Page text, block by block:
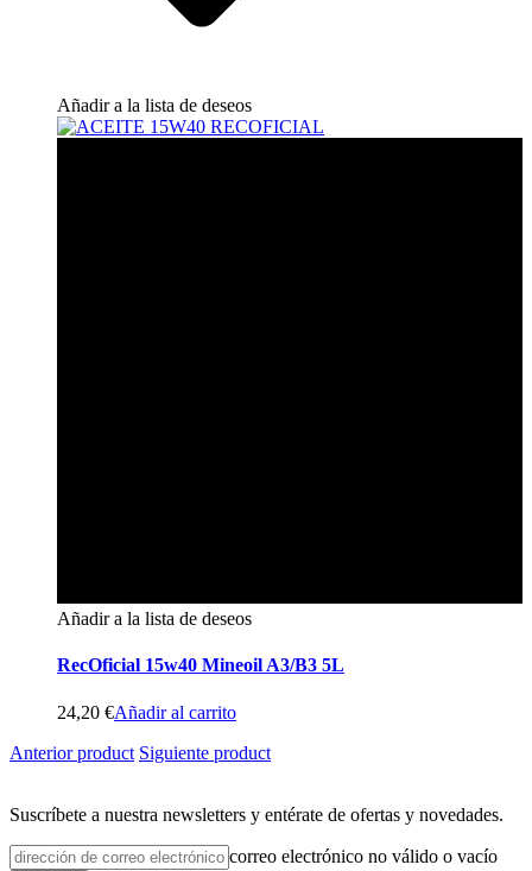
Añadir a la lista de deseos
Añadir a la lista de deseos
RecOficial 15w40 Mineoil A3/B3 5L
24,20 €Añadir al carrito
Anterior product Siguiente product
Suscríbete a nuestra newsletters y entérate de ofertas y novedades.
correo electrónico no válido o vacío